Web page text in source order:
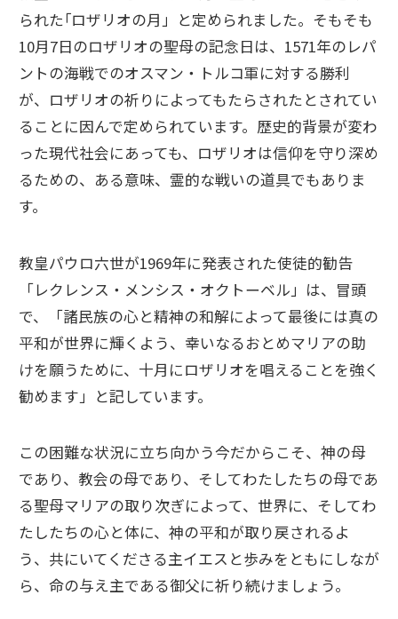
られた｢ロザリオの月」と定められました。そもそも
10月7日のロザリオの聖母の記念日は、1571年のレパ
ントの海戦でのオスマン・トルコ軍に対する勝利
が、ロザリオの祈りによってもたらされたとされてい
ることに因んで定められています。歴史的背景が変わ
った現代社会にあっても、ロザリオは信仰を守り深め
るための、ある意味、霊的な戦いの道具でもありま
す。
教皇パウロ六世が1969年に発表された使徒的勧告
「レクレンス・メンシス・オクトーベル」は、冒頭
で、「諸民族の心と精神の和解によって最後には真の
平和が世界に輝くよう、幸いなるおとめマリアの助
けを願うために、十月にロザリオを唱えることを強く
勧めます」と記しています。
この困難な状況に立ち向かう今だからこそ、神の母
であり、教会の母であり、そしてわたしたちの母であ
る聖母マリアの取り次ぎによって、世界に、そしてわ
たしたちの心と体に、神の平和が取り戻されるよ
う、共にいてくださる主イエスと歩みをともにしなが
ら、命の与え主である御父に祈り続けましょう。